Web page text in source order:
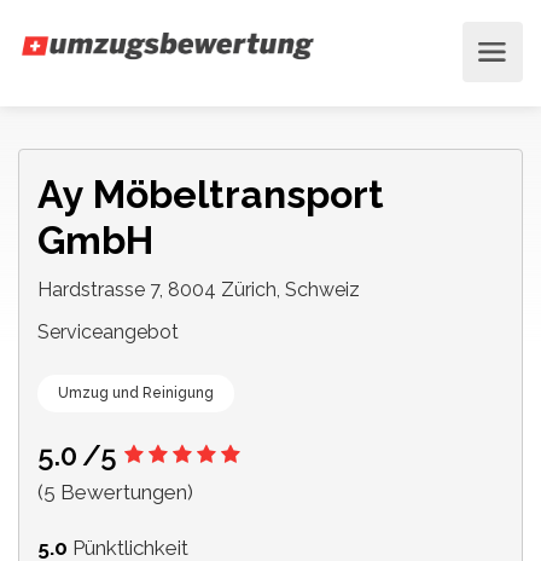
Ay Möbeltransport
GmbH
Hardstrasse 7, 8004 Zürich, Schweiz
Serviceangebot
Umzug und Reinigung
5.0 /5
(5 Bewertungen)
5.0 Pünktlichkeit